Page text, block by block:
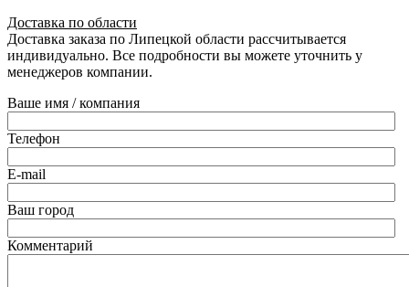
Доставка по области
Доставка заказа по Липецкой области рассчитывается
индивидуально. Все подробности вы можете уточнить у
менеджеров компании.
Ваше имя / компания
Телефон
E-mail
Ваш город
Комментарий